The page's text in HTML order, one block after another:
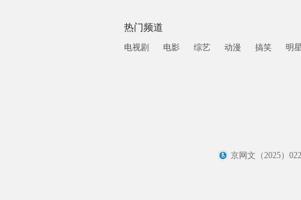
热门频道
电视剧 电影 综艺 动漫 搞笑 明星
京网文（2025）